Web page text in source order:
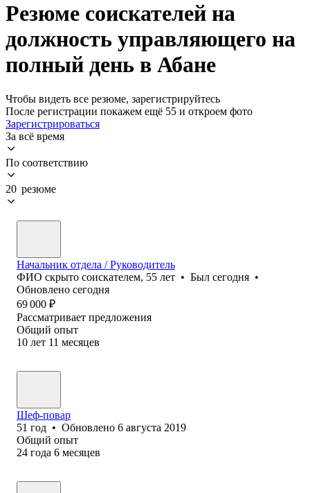
Резюме соискателей на
должность управляющего на
полный день в Абане
Чтобы видеть все резюме, зарегистрируйтесь
После регистрации покажем ещё 55 и откроем фото
Зарегистрироваться
За всё время
По соответствию
20 резюме
Начальник отдела / Руководитель
ФИО скрыто соискателем, 55 лет • Был сегодня •
Обновлено сегодня
69 000 ₽
Рассматривает предложения
Общий опыт
10 лет 11 месяцев
Шеф-повар
51 год • Обновлено 6 августа 2019
Общий опыт
24 года 6 месяцев